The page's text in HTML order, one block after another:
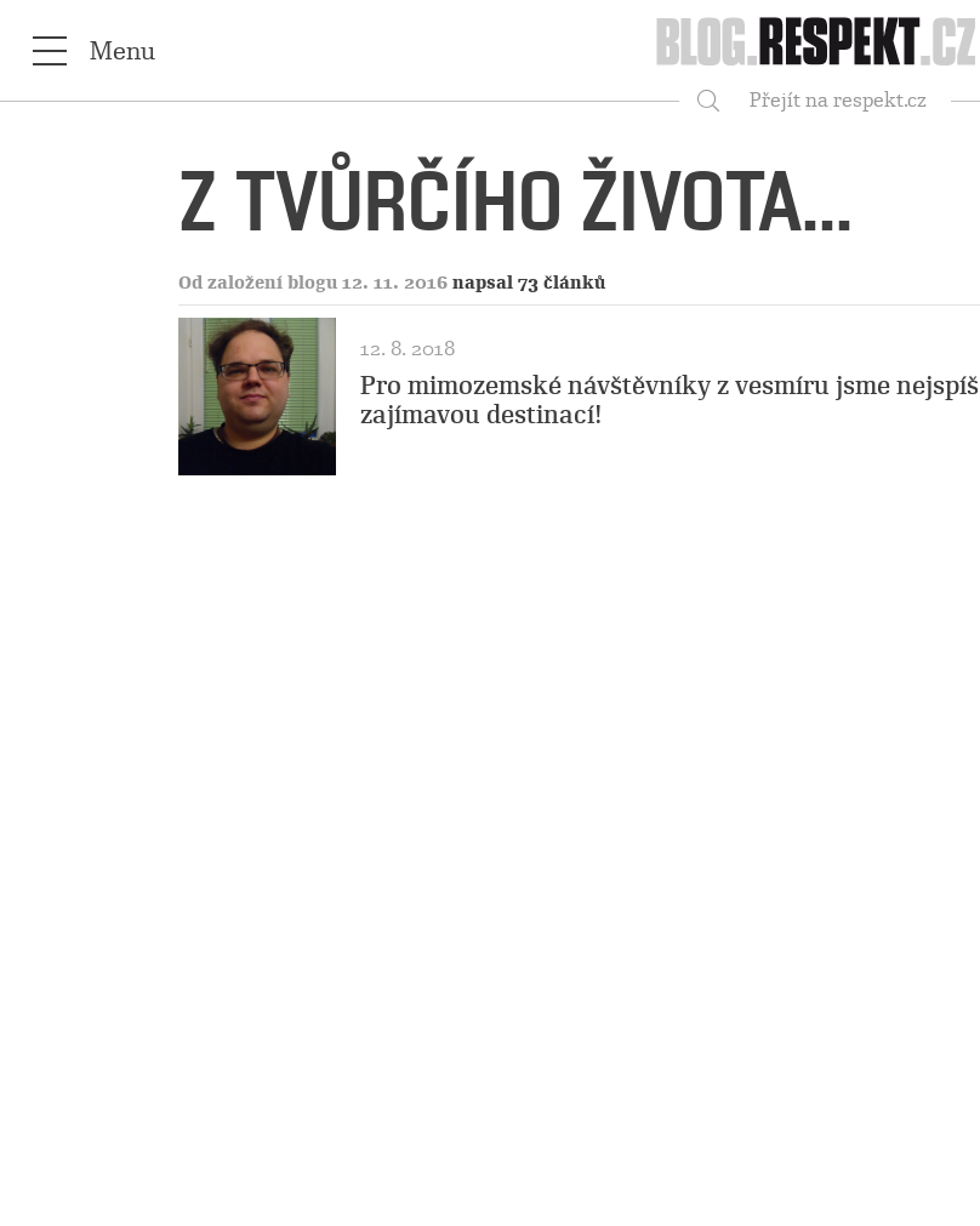
Respekt
Menu
Přejít na respekt.cz
Z TVŮRČÍHO ŽIVOTA...
Od založení blogu 12. 11. 2016 napsal 73 článků
12. 8. 2018
Pro mimozemské návštěvníky z vesmíru jsme nejspíš
zajímavou destinací!